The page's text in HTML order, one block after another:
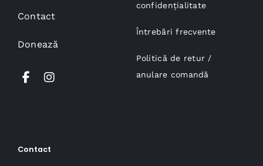
Contact
Donează
confidențialitate
Întrebări frecvente
Politică de retur /
anulare comandă
Contact